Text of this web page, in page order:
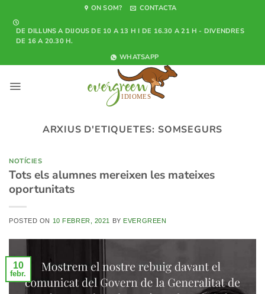
content
ON SOM? CONTACTA
DE DILLUNS A DIJOUS DE 10 A 13 H I DE 16.30 A 21 H - DIVENDRES
DE 16 A 20.30 H.
WHATSAPP
ARXIUS D'ETIQUETES: SOMSEGURS
NOTÍCIES
Tots els alumnes mereixen les mateixes
oportunitats
POSTED ON 10 FEBRER, 2021 BY EVERGREEN
10
febr.